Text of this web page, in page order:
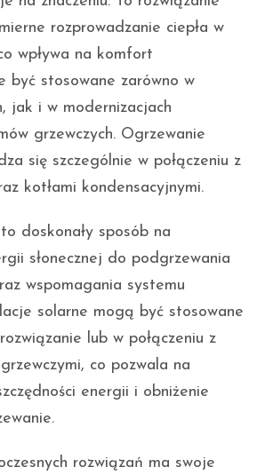
rozprowadzanie ciepła w
wpływa na komfort
być stosowane zarówno w
jak i w modernizacjach
grzewczych. Ogrzewanie
się szczególnie w połączeniu z
kotłami kondensacyjnymi.
to doskonały sposób na
słonecznej do podgrzewania
wspomagania systemu
solarne mogą być stosowane
lub w połączeniu z
co pozwala na
energii i obniżenie
rozwiązań ma swoje